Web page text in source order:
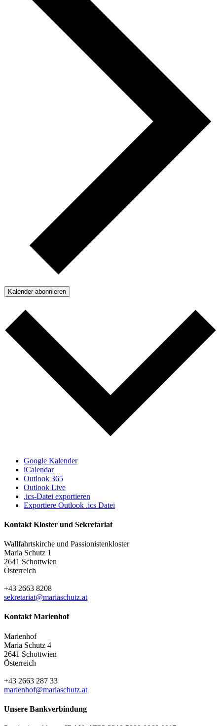
Kalender abonnieren
Google Kalender
iCalendar
Outlook 365
Outlook Live
.ics-Datei exportieren
Exportiere Outlook .ics Datei
Kontakt Kloster und Sekretariat
Wallfahrtskirche und Passionistenkloster
Maria Schutz 1
2641 Schottwien
Österreich
+43 2663 8208
sekretariat@mariaschutz.at
Kontakt Marienhof
Marienhof
Maria Schutz 4
2641 Schottwien
Österreich
+43 2663 287 33
marienhof@mariaschutz.at
Unsere Bankverbindung